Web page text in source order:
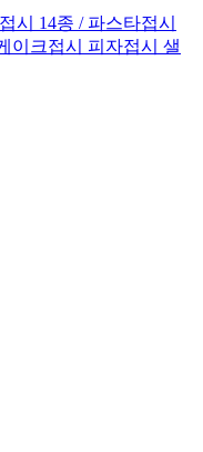
시 14종 / 파스타접시
이크접시 피자접시 샐